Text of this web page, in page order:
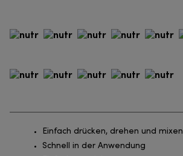
Einfach drücken, drehen und mixen
Schnell in der Anwendung